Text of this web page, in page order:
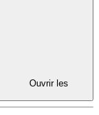
Ouvrir les